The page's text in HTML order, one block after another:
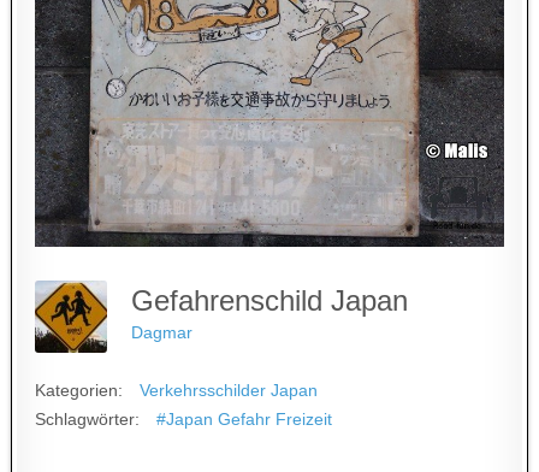
Gefahrenschild Japan
Dagmar
Kategorien:
Verkehrsschilder Japan
Schlagwörter:
#Japan Gefahr Freizeit